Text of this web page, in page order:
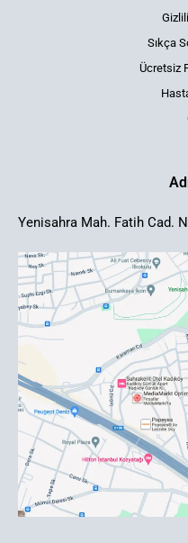
Sıkça
Ücretsiz
Yenisahra Mah. Fatih Cad.